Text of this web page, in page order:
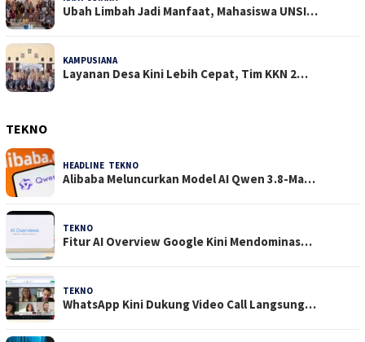
Ubah Limbah Jadi Manfaat, Mahasiswa UNSI…
KAMPUSIANA
Layanan Desa Kini Lebih Cepat, Tim KKN 2…
TEKNO
HEADLINE TEKNO
Alibaba Meluncurkan Model AI Qwen 3.8-Ma…
TEKNO
Fitur AI Overview Google Kini Mendominas…
TEKNO
WhatsApp Kini Dukung Video Call Langsung…